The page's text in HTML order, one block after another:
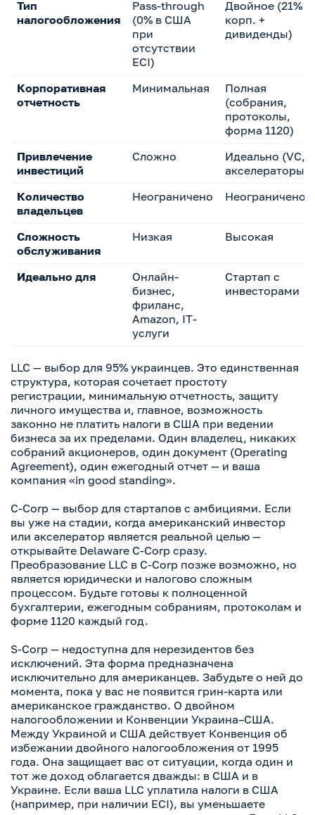
Тип
налогообложения
Pass-through
(0% в США
при
отсутствии
ECI)
Двойное (21%
корп. +
дивиденды)
Корпоративная
отчетность
Минимальная
Полная
(собрания,
протоколы,
форма 1120)
Привлечение
инвестиций
Сложно
Идеально (VC,
акселераторы)
Количество
владельцев
Неограничено Неограничено
Сложность
обслуживания
Низкая Высокая
Идеально для
Онлайн-
бизнес,
фриланс,
Amazon, IT-
услуги
Стартап с
инвесторами
LLC — выбор для 95% украинцев. Это единственная
структура, которая сочетает простоту
регистрации, минимальную отчетность, защиту
личного имущества и, главное, возможность
законно не платить налоги в США при ведении
бизнеса за их пределами. Один владелец, никаких
собраний акционеров, один документ (Operating
Agreement), один ежегодный отчет — и ваша
компания «in good standing».
C-Corp — выбор для стартапов с амбициями. Если
вы уже на стадии, когда американский инвестор
или акселератор является реальной целью —
открывайте Delaware C-Corp сразу.
Преобразование LLC в C-Corp позже возможно, но
является юридически и налогово сложным
процессом. Будьте готовы к полноценной
бухгалтерии, ежегодным собраниям, протоколам и
форме 1120 каждый год.
S-Corp — недоступна для нерезидентов без
исключений. Эта форма предназначена
исключительно для американцев. Забудьте о ней до
момента, пока у вас не появится грин-карта или
американское гражданство. О двойном
налогообложении и Конвенции Украина–США.
Между Украиной и США действует Конвенция об
избежании двойного налогообложения от 1995
года. Она защищает вас от ситуации, когда один и
тот же доход облагается дважды: в США и в
Украине. Если ваша LLC уплатила налоги в США
(например, при наличии ECI), вы уменьшаете